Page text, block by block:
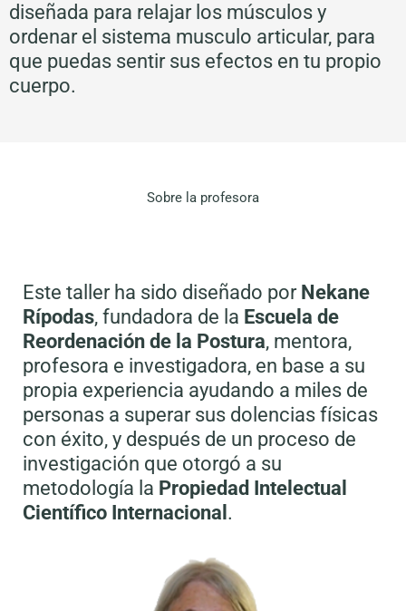
diseñada para relajar los músculos y
ordenar el sistema musculo articular, para
que puedas sentir sus efectos en tu propio
cuerpo.
Sobre la profesora
Este taller ha sido diseñado por Nekane
Rípodas, fundadora de la Escuela de
Reordenación de la Postura, mentora,
profesora e investigadora, en base a su
propia experiencia ayudando a miles de
personas a superar sus dolencias físicas
con éxito, y después de un proceso de
investigación que otorgó a su
metodología la Propiedad Intelectual
Científico Internacional .